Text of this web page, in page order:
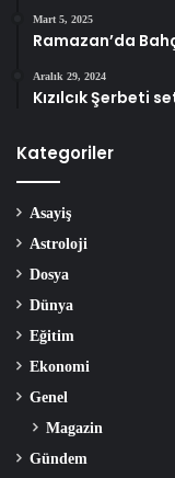
Mart 5, 2025
Ramazan’da
Aralık 29, 2024
Kızılcık Şerbeti
Kategoriler
Asayiş
Astroloji
Dosya
Dünya
Eğitim
Ekonomi
Genel
Magazin
Gündem